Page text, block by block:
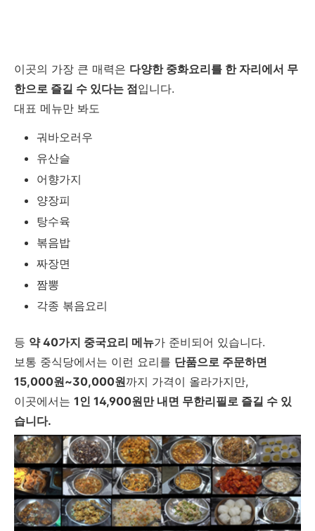
이곳의 가장 큰 매력은 다양한 중화요리를 한 자리에서 무
한으로 즐길 수 있다는 점입니다.
대표 메뉴만 봐도
궈바오러우
유산슬
어향가지
양장피
탕수육
볶음밥
짜장면
짬뽕
각종 볶음요리
등 약 40가지 중국요리 메뉴가 준비되어 있습니다.
보통 중식당에서는 이런 요리를 단품으로 주문하면
15,000원~30,000원까지 가격이 올라가지만,
이곳에서는 1인 14,900원만 내면 무한리필로 즐길 수 있
습니다.